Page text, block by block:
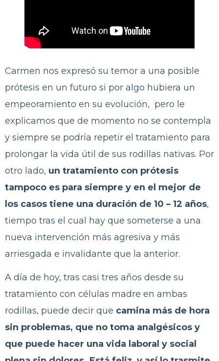
Carmen nos expresó su temor a una posible
prótesis en un futuro si por algo hubiera un
empeoramiento en su evolución, pero le
explicamos que de momento no se contempla
y siempre se podría repetir el tratamiento para
prolongar la vida útil de sus rodillas nativas. Por
otro lado, un tratamiento con prótesis
tampoco es para siempre y en el mejor de
los casos tiene una duración de 10 – 12 años,
tiempo tras el cual hay que someterse a una
nueva intervención más agresiva y más
arriesgada e invalidante que la anterior.
A día de hoy, tras casi tres años desde su
tratamiento con células madre en ambas
rodillas, puede decir que camina más de hora
sin problemas, que no toma analgésicos y
que puede hacer una vida laboral y social